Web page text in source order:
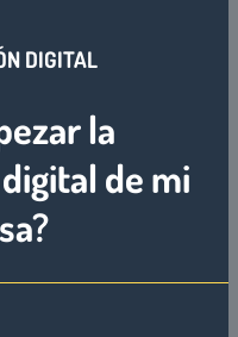
DIGITAL
la
de mi